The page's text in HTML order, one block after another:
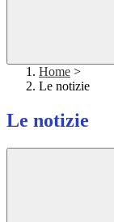
Home >
Le notizie
Le notizie